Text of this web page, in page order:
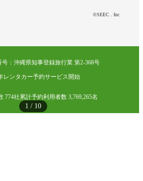
1 / 10
©SEEC . Inc
：沖縄県知事登録旅行業 第2-368号
レンタカー予約サービス開始
774社累計予約利用者数 3,769,265名